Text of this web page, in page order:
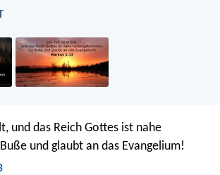
und das Reich Gottes ist nahe
und glaubt an das Evangelium!